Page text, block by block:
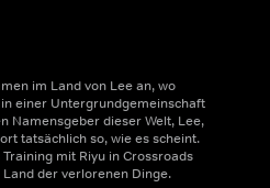
im Land von Lee an, wo
einer Untergrundgemeinschaft
Namensgeber dieser Welt, Lee,
tatsächlich so, wie es scheint.
mit Riyu in Crossroads
der verlorenen Dinge.